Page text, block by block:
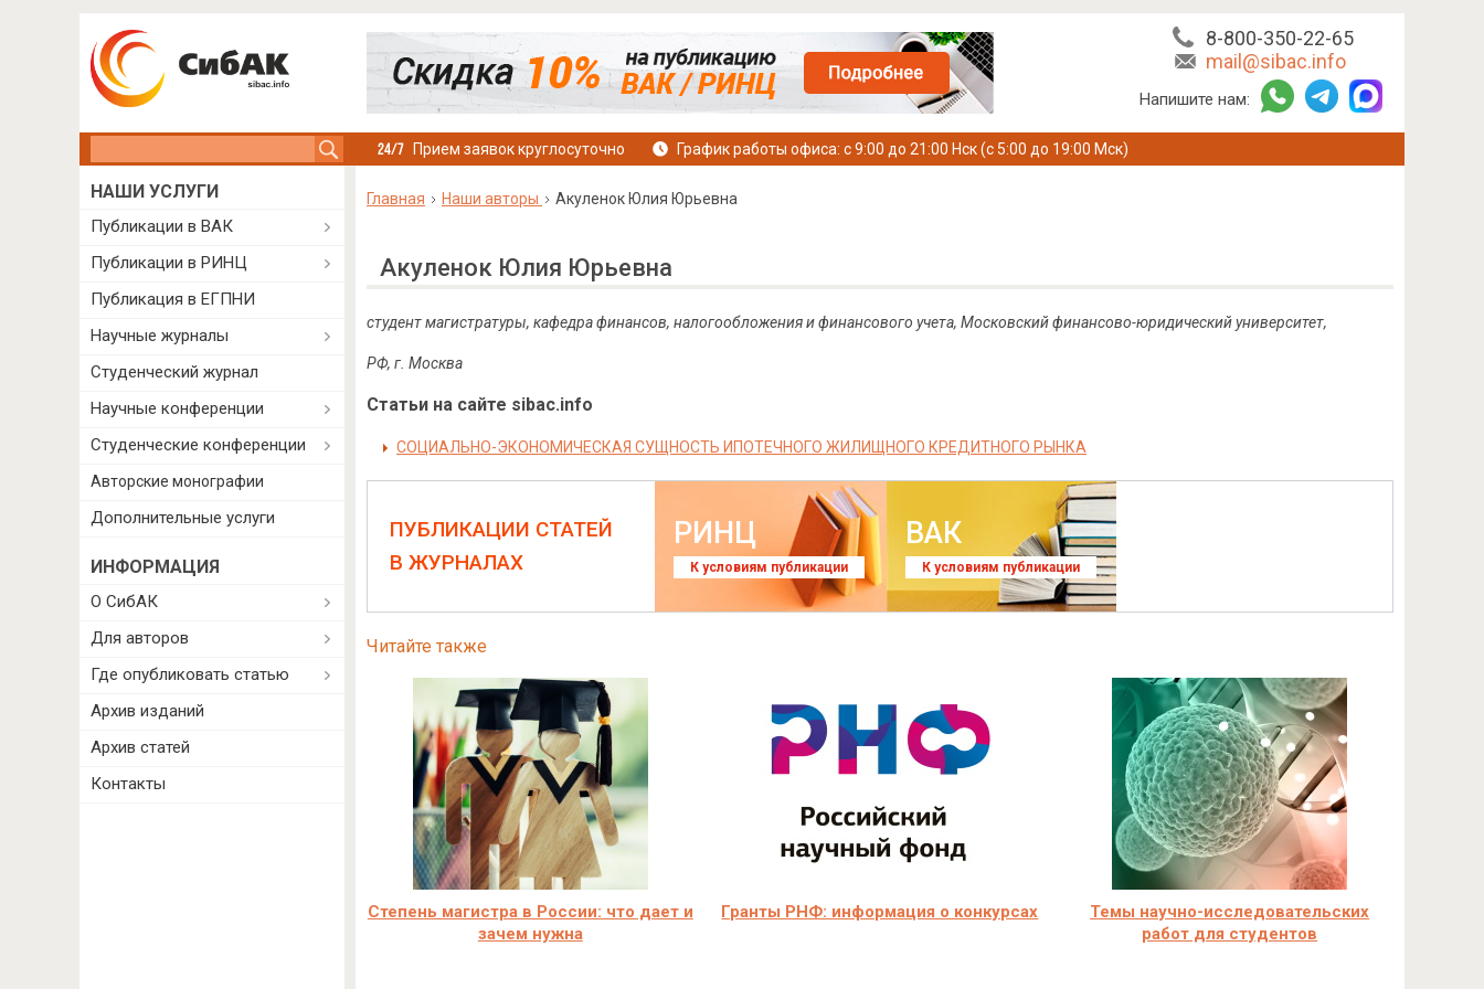
8-800-350-22-65
mail@sibac.info
Напишите нам:
Прием заявок круглосуточно График работы офиса: с 9:00 до 21:00 Нск (с 5:00 до 19:00 Мск)
Главная Наши авторы Акуленок Юлия Юрьевна
Акуленок Юлия Юрьевна
студент магистратуры, кафедра финансов, налогообложения и финансового учета, Московский финансово-юридический университет,
РФ, г. Москва
Статьи на сайте sibac.info
СОЦИАЛЬНО-ЭКОНОМИЧЕСКАЯ СУЩНОСТЬ ИПОТЕЧНОГО ЖИЛИЩНОГО КРЕДИТНОГО РЫНКА
ПУБЛИКАЦИИ СТАТЕЙ
В ЖУРНАЛАХ
РИНЦ
К условиям публикации
ВАК
К условиям публикации
Читайте также
Степень магистра в России: что дает и
зачем нужна
Гранты РНФ: информация о конкурсах
Темы научно-исследовательских
работ для студентов
НАШИ УСЛУГИ
Публикации в ВАК
Публикации в РИНЦ
Публикация в ЕГПНИ
Научные журналы
Студенческий журнал
Научные конференции
Студенческие конференции
Авторские монографии
Дополнительные услуги
ИНФОРМАЦИЯ
О СибАК
Для авторов
Где опубликовать статью
Архив изданий
Архив статей
Контакты